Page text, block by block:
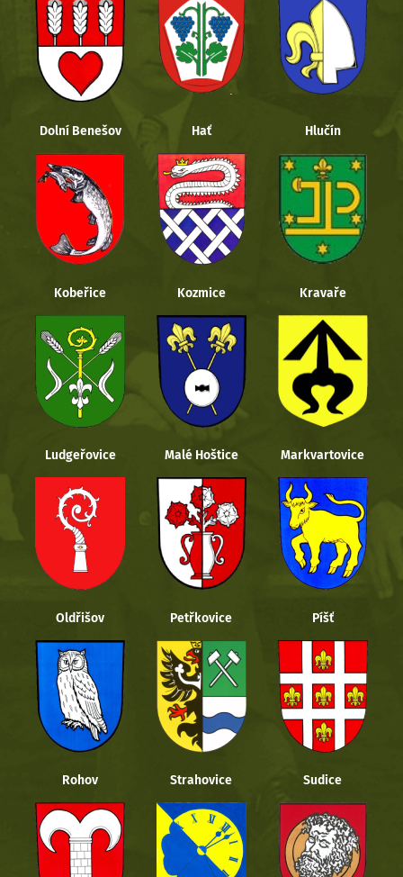
Dolní Benešov Hať Hlučín
Kobeřice Kozmice Kravaře
Ludgeřovice Malé Hoštice Markvartovice
Oldřišov Petřkovice Píšť
Rohov Strahovice Sudice